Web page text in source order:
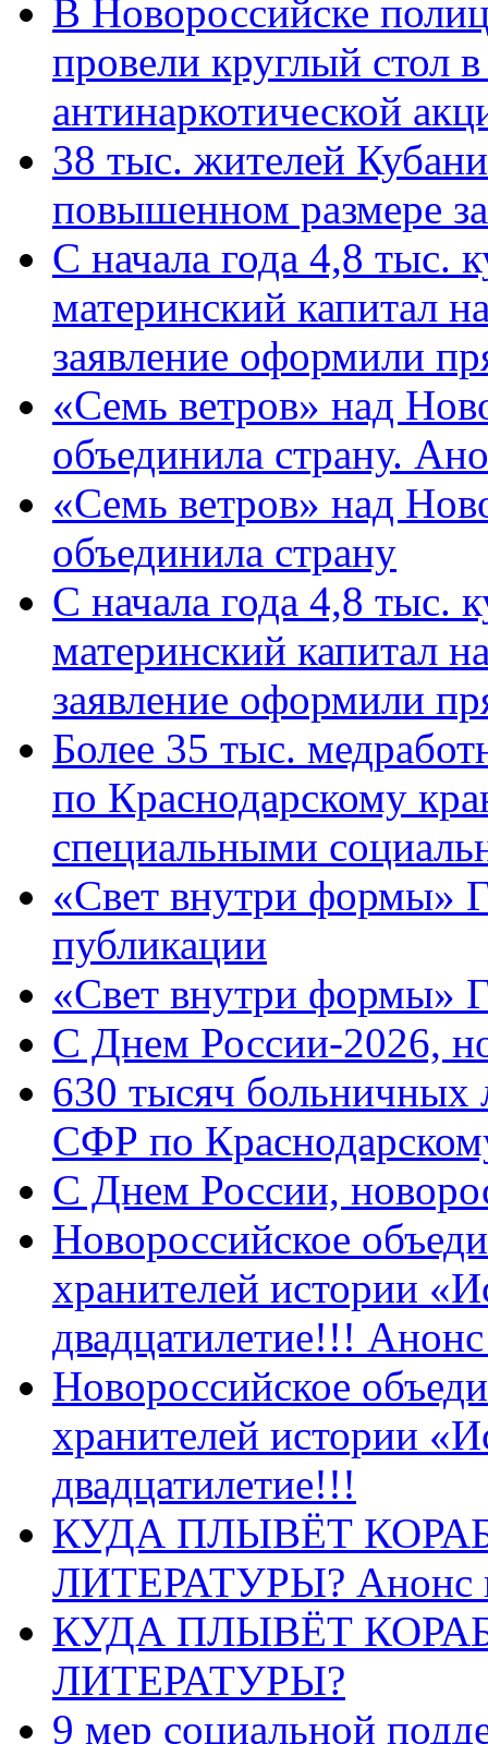
В Новороссийске
провели круглый стол
антинаркотической
38 тыс. жителей
повышенном размере
С начала года 4,8 тыс.
материнский капитал
заявление оформили
«Семь ветров» над
объединила страну.
«Семь ветров» над
объединила страну
С начала года 4,8 тыс.
материнский капитал
заявление оформили
Более 35 тыс.
по Краснодарскому
специальными
«Свет внутри формы»
публикации
«Свет внутри формы»
C Днем России-2026,
630 тысяч больничных
СФР по
C Днем России,
Новороссийское
хранителей истории
двадцатилетие!!!
Новороссийское
хранителей истории
двадцатилетие!!!
КУДА ПЛЫВЁТ
ЛИТЕРАТУРЫ? Анонс
КУДА ПЛЫВЁТ
ЛИТЕРАТУРЫ?
9 мер социальной